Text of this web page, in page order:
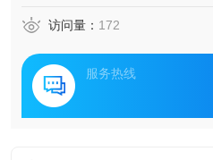
访问量： 172
服务热线